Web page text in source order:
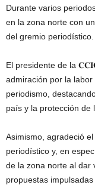
Durante varios
en la zona norte con
del gremio periodístico.
El presidente de la
admiración por la
periodismo,
país y la protección de
Asimismo, agradeció
periodístico y, en
de la zona norte al dar
propuestas